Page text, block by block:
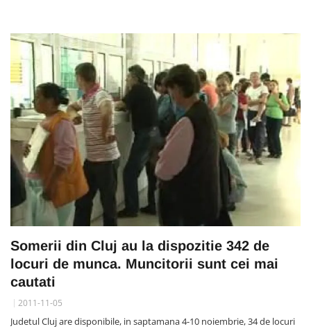
Somerii din Cluj au la dispozitie 342 de
locuri de munca. Muncitorii sunt cei mai
cautati
2011-11-05
Judetul Cluj are disponibile, in saptamana 4-10 noiembrie, 34 de locuri